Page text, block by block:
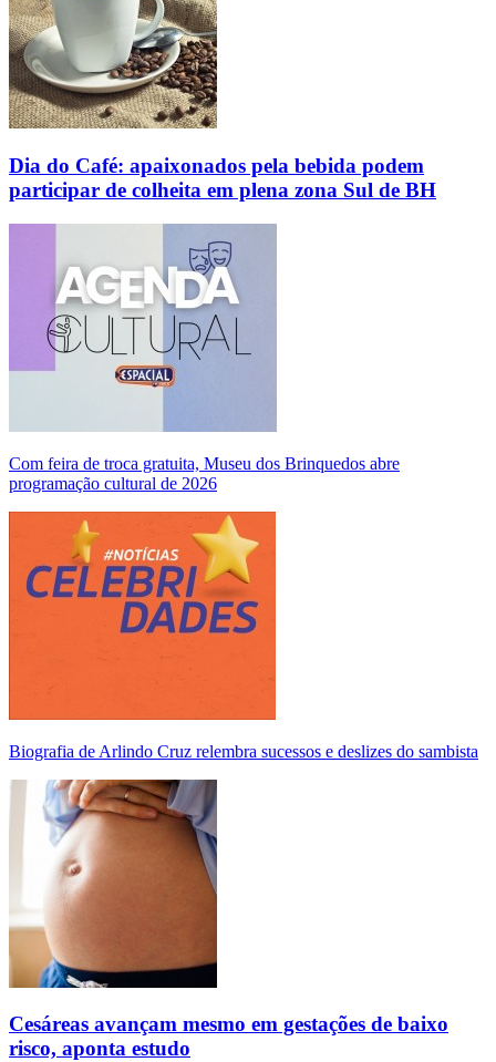
Dia do Café: apaixonados pela bebida podem
participar de colheita em plena zona Sul de BH
Com feira de troca gratuita, Museu dos Brinquedos abre
programação cultural de 2026
Biografia de Arlindo Cruz relembra sucessos e deslizes do sambista
Cesáreas avançam mesmo em gestações de baixo
risco, aponta estudo